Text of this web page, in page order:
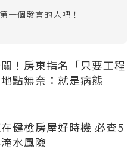
一個發言的人吧！
！房東指名「只要工程
點無奈：就是病態
健檢房屋好時機 必查5
水風險